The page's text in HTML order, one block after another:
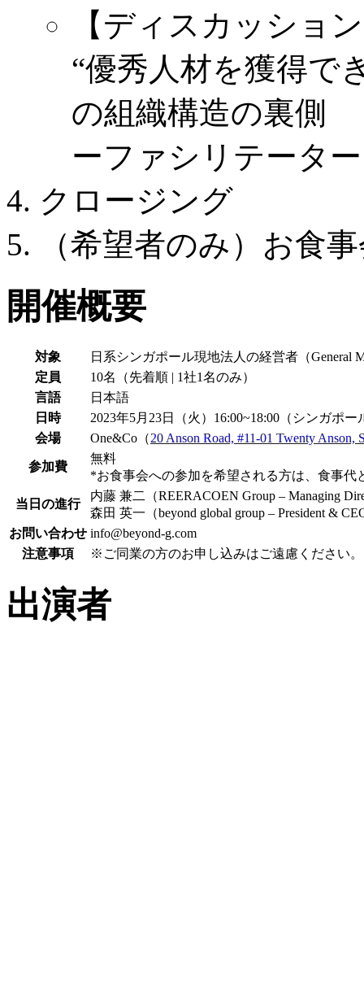
【ディスカッショ
“優秀人材を獲得で
の組織構造の裏側
ーファシリテータ
クロージング
（希望者のみ）お食
開催概要
対象
日系シンガポール現地法人の経営者（General
定員
10名（先着順 | 1社1名のみ）
言語
日本語
日時
2023年5月23日（火）16:00~18:00（シンガポー
会場
One&Co（20 Anson Road, #11-01 Twenty Anson,
参加費
無料
*お食事会への参加を希望される方は、食事代
当日の進行
内藤 兼二（REERACOEN Group – Managing
森田 英一（beyond global group – President &
お問い合わせ info@beyond-g.com
注意事項
※ご同業の方のお申し込みはご遠慮ください。
出演者